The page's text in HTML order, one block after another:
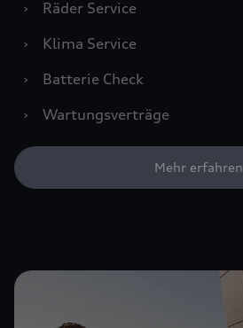
›
Räder Service
›
Klima Service
›
Batterie Check
›
Wartungsverträge
Mehr erfahren